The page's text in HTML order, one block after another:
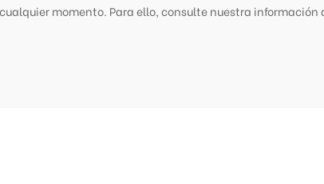
momento. Para ello, consulte nuestra